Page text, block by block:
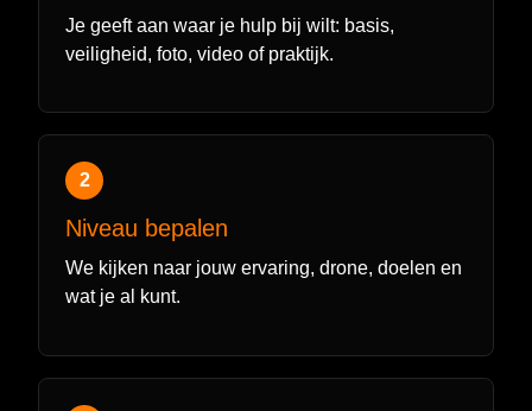
Je geeft aan waar je hulp bij wilt: basis,
veiligheid, foto, video of praktijk.
2
Niveau bepalen
We kijken naar jouw ervaring, drone, doelen en
wat je al kunt.